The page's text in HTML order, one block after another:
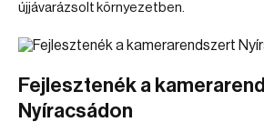
újjávarázsolt környezetben.
Fejlesztenék a
Nyíracsádon